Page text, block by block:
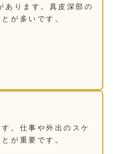
あります。真皮深部の
が多いです。
。仕事や外出のスケ
が重要です。